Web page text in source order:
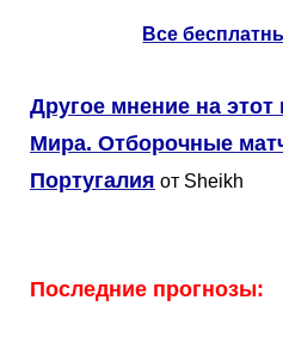
Все
Другое мнение на
Мира. Отборочные
Португалия от Sheikh
Последние прогнозы: